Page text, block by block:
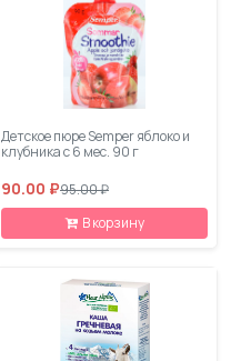
Детское пюре Semper яблоко и
клубника с 6 мес. 90 г
90.00 ₽95.00 ₽
В корзину